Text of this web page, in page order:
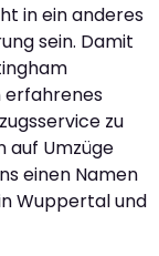
in ein anderes
sein. Damit
erfahrenes
zu
auf Umzüge
einen Namen
Wuppertal und